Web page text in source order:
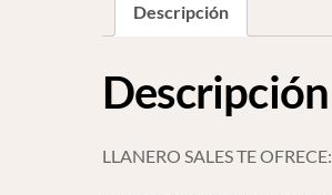
Descripción
Descripción
LLANERO SALES TE OFRECE: